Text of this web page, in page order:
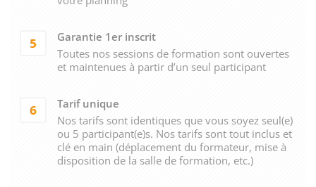
5
Garantie 1er inscrit
Toutes nos sessions de formation sont ouvertes
et maintenues à partir d’un seul participant
6
Tarif unique
Nos tarifs sont identiques que vous soyez seul(e)
ou 5 participant(e)s. Nos tarifs sont tout inclus et
clé en main (déplacement du formateur, mise à
disposition de la salle de formation, etc.)